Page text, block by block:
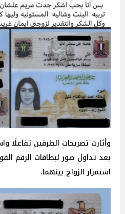
وأثارت تصريحات الطرفين تفاعلًا
بعد تداول صور لبطاقات الرقم
استمرار الزواج بينهما.